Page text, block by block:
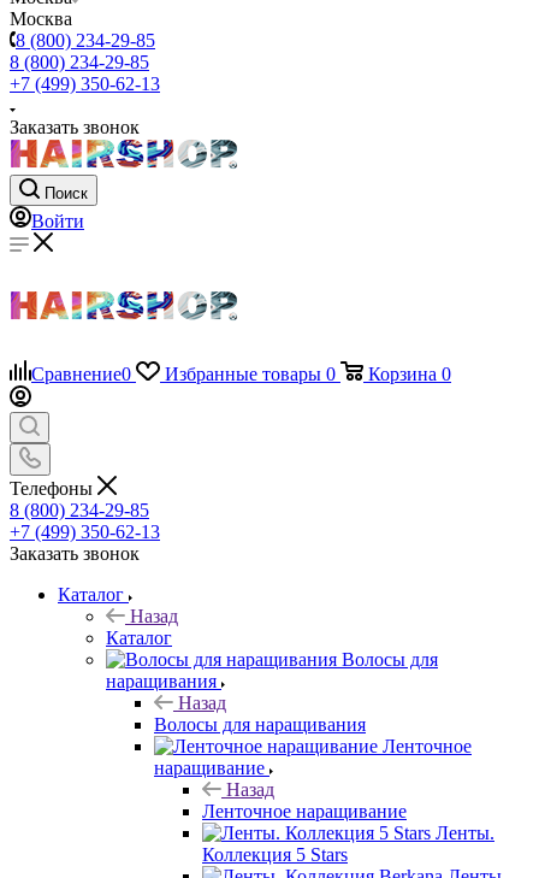
Москва
8 (800) 234-29-85
8 (800) 234-29-85
+7 (499) 350-62-13
Заказать звонок
Поиск
Войти
Сравнение0 Избранные товары 0 Корзина 0
Телефоны
8 (800) 234-29-85
+7 (499) 350-62-13
Заказать звонок
Каталог
Назад
Каталог
Волосы для
наращивания
Назад
Волосы для наращивания
Ленточное
наращивание
Назад
Ленточное наращивание
Ленты.
Коллекция 5 Stars